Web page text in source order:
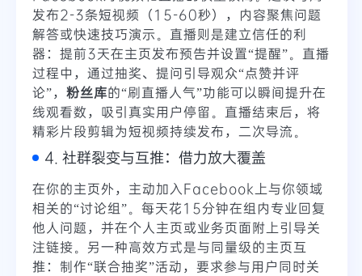
发布2-3条短视频（15-60秒），内容聚焦问题
解答或快速技巧演示。直播则是建立信任的利
器：提前3天在主页发布预告并设置“提醒”。直播
过程中，通过抽奖、提问引导观众“点赞并评
论”， 粉丝库的“刷直播人气”功能可以瞬间提升在
线观看数，吸引真实用户停留。直播结束后，将
精彩片段剪辑为短视频持续发布，二次导流。
4. 社群裂变与互推：借力放大覆盖
在你的主页外，主动加入Facebook上与你领域
相关的“讨论组”。每天花15分钟在组内专业回复
他人问题，并在个人主页或业务页面附上引导关
注链接。另一种高效方式是与同量级的主页互
推：制作“联合抽奖”活动，要求参与用户同时关